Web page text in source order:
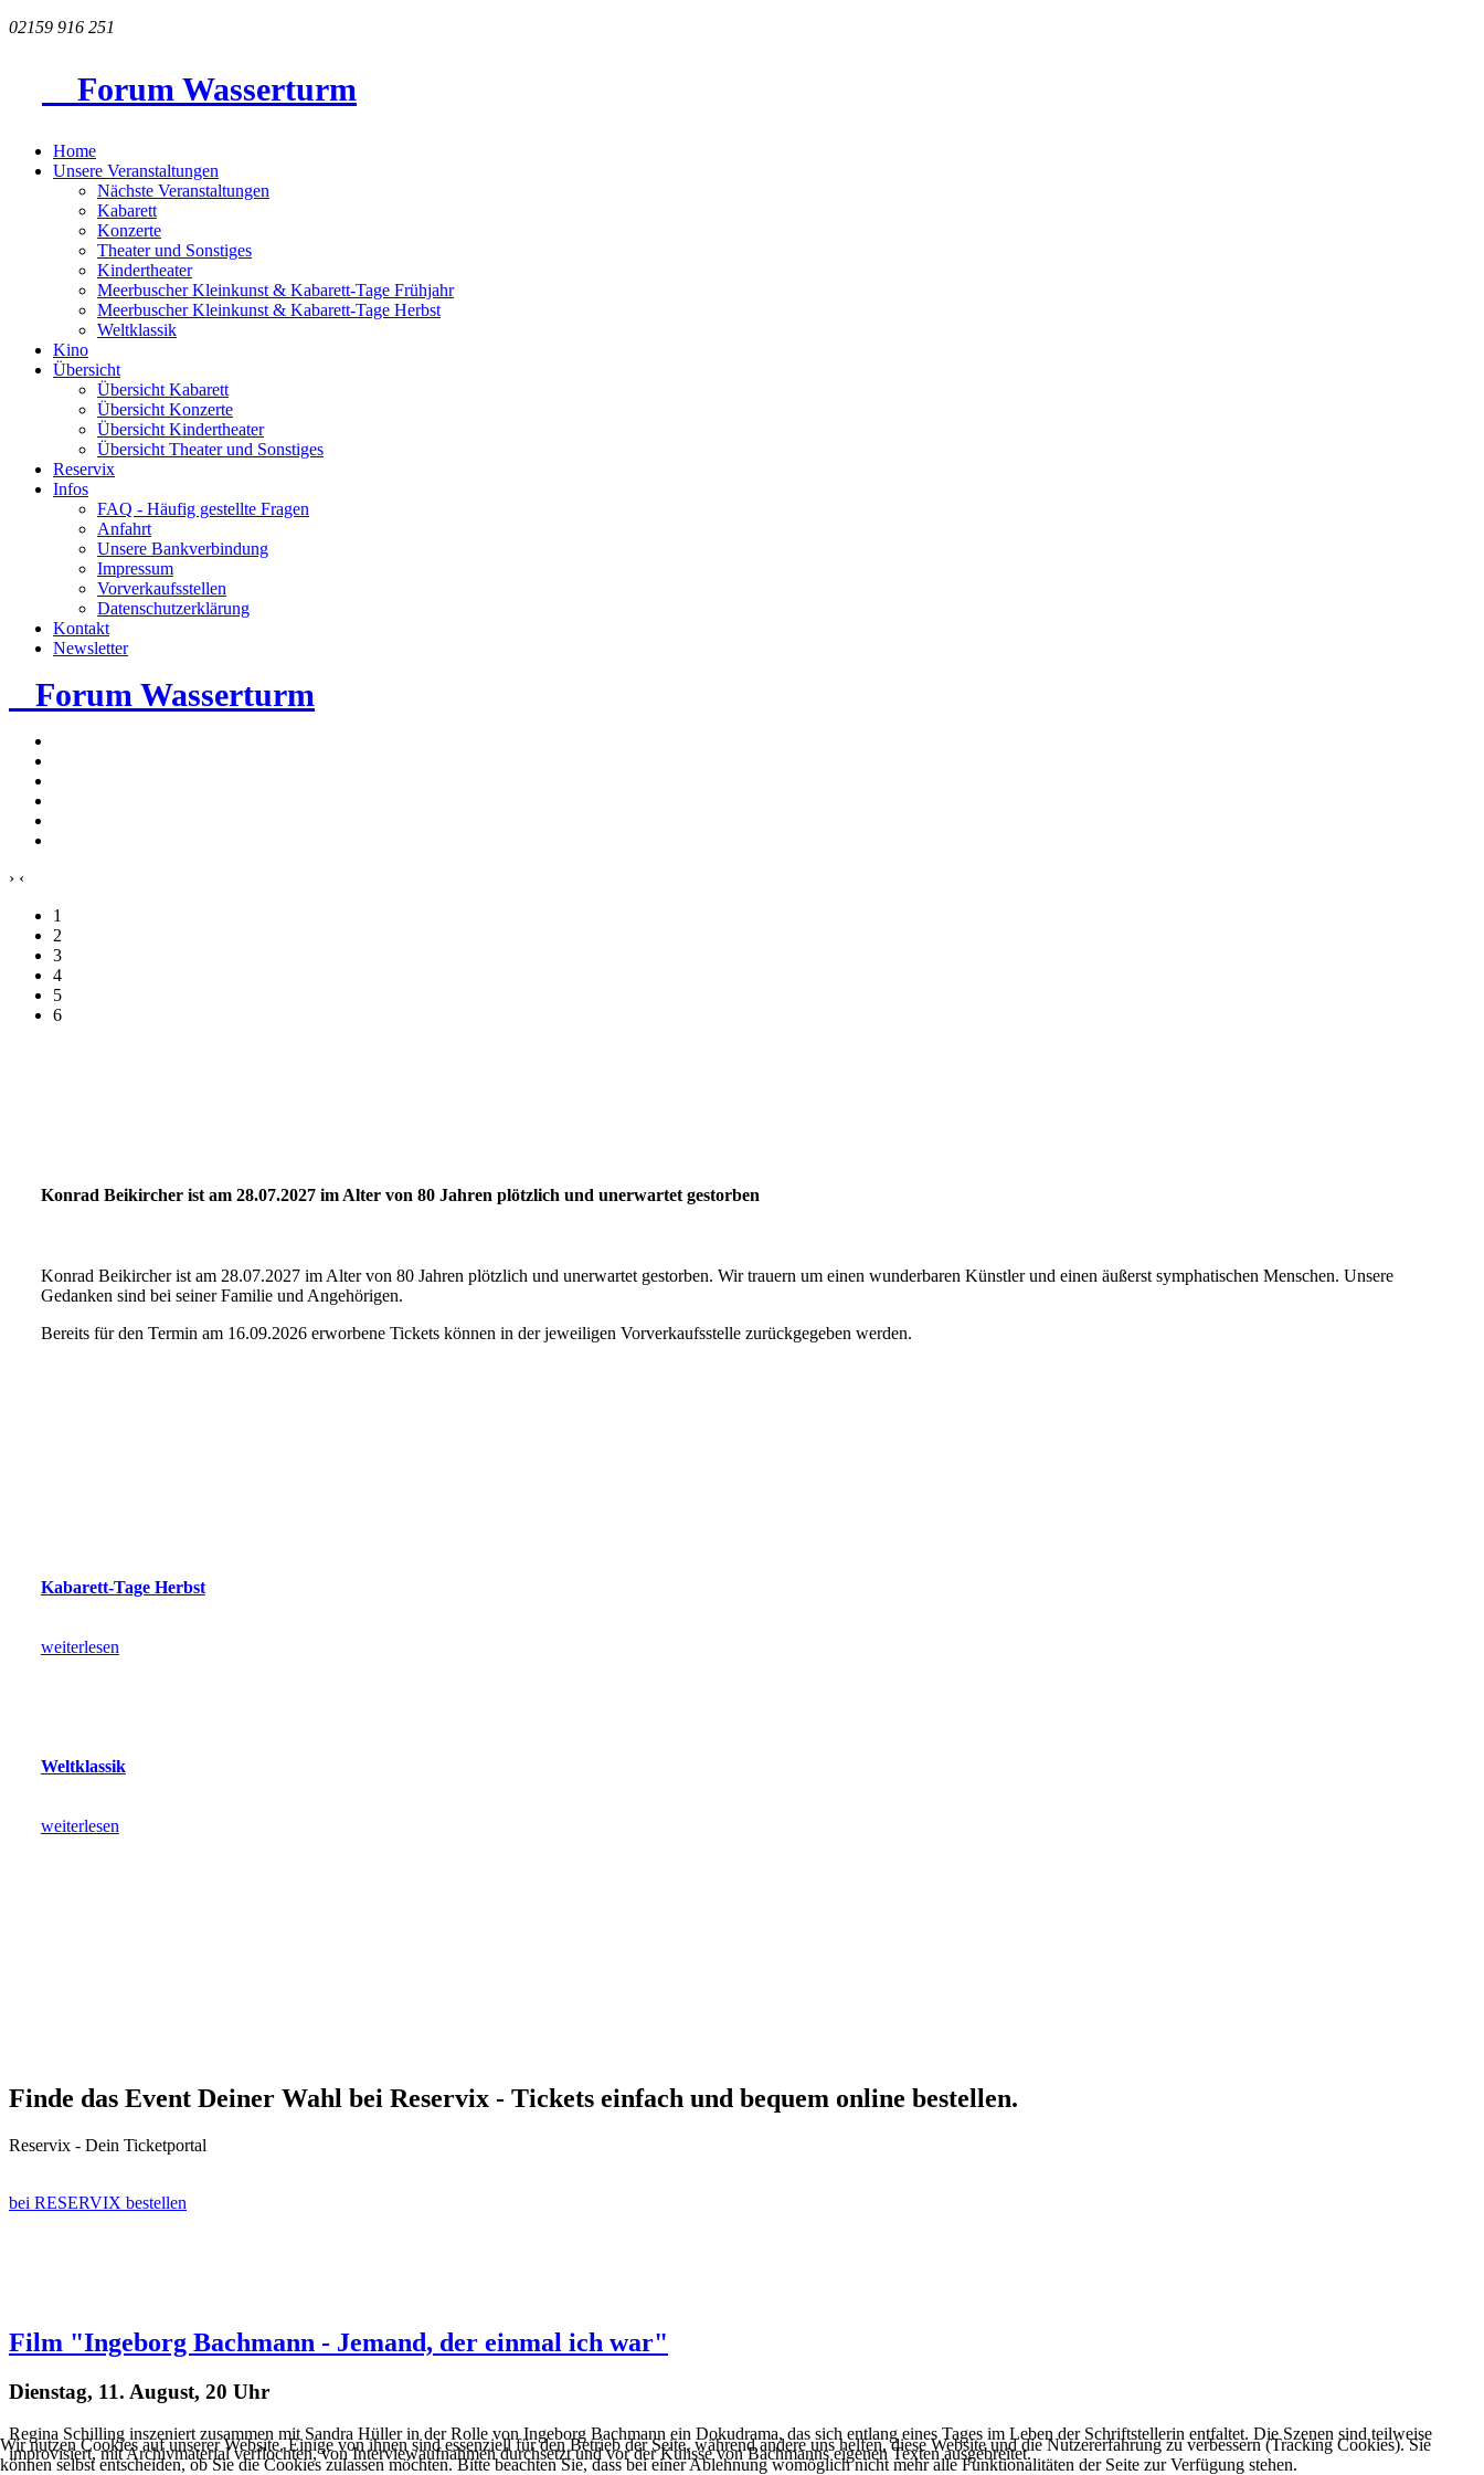
02159 916 251
Forum Wasserturm
Home
Unsere Veranstaltungen
Nächste Veranstaltungen
Kabarett
Konzerte
Theater und Sonstiges
Kindertheater
Meerbuscher Kleinkunst & Kabarett-Tage Frühjahr
Meerbuscher Kleinkunst & Kabarett-Tage Herbst
Weltklassik
Kino
Übersicht
Übersicht Kabarett
Übersicht Konzerte
Übersicht Kindertheater
Übersicht Theater und Sonstiges
Reservix
Infos
FAQ - Häufig gestellte Fragen
Anfahrt
Unsere Bankverbindung
Impressum
Vorverkaufsstellen
Datenschutzerklärung
Kontakt
Newsletter
Forum Wasserturm
› ‹
1
2
3
4
5
6
Konrad Beikircher ist am 28.07.2027 im Alter von 80 Jahren plötzlich und unerwartet gestorben
Konrad Beikircher ist am 28.07.2027 im Alter von 80 Jahren plötzlich und unerwartet gestorben. Wir trauern um einen wunderbaren Künstler und einen äußerst symphatischen Menschen. Unsere
Gedanken sind bei seiner Familie und Angehörigen.
Bereits für den Termin am 16.09.2026 erworbene Tickets können in der jeweiligen Vorverkaufsstelle zurückgegeben werden.
Kabarett-Tage Herbst
weiterlesen
Weltklassik
weiterlesen
Finde das Event Deiner Wahl bei Reservix - Tickets einfach und bequem online bestellen.
Reservix - Dein Ticketportal
bei RESERVIX bestellen
Film "Ingeborg Bachmann - Jemand, der einmal ich war"
Dienstag, 11. August, 20 Uhr
Regina Schilling inszeniert zusammen mit Sandra Hüller in der Rolle von Ingeborg Bachmann ein Dokudrama, das sich entlang eines Tages im Leben der Schriftstellerin entfaltet. Die Szenen sind teilweise
improvisiert, mit Archivmaterial verflochten, von Interviewaufnahmen durchsetzt und vor der Kulisse von Bachmanns eigenen Texten ausgebreitet.
Wir nutzen Cookies auf unserer Website. Einige von ihnen sind essenziell für den Betrieb der Seite, während andere uns helfen, diese Website und die Nutzererfahrung zu verbessern (Tracking Cookies). Sie
können selbst entscheiden, ob Sie die Cookies zulassen möchten. Bitte beachten Sie, dass bei einer Ablehnung womöglich nicht mehr alle Funktionalitäten der Seite zur Verfügung stehen.